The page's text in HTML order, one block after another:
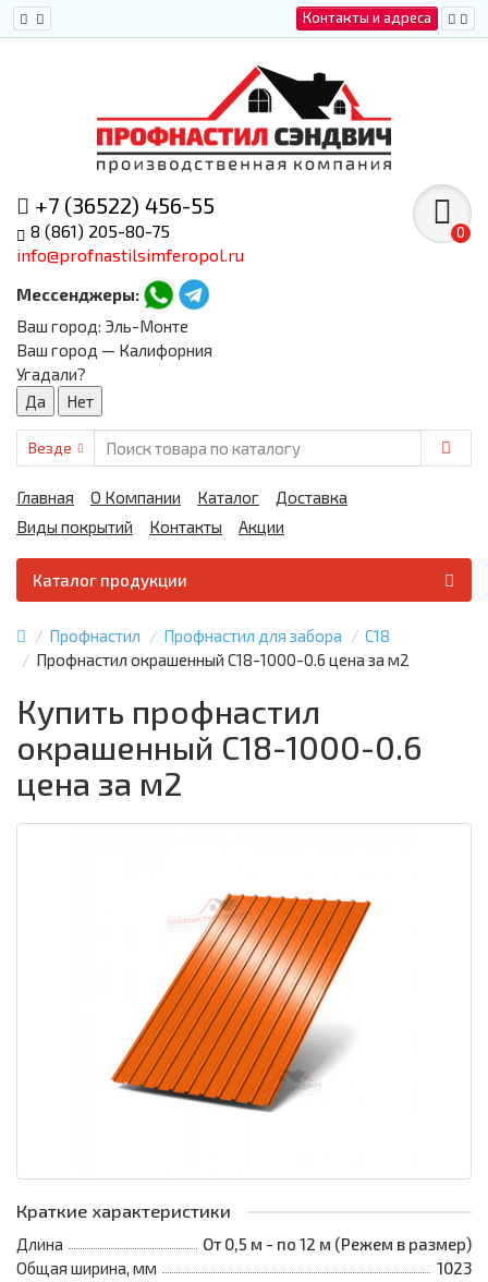
Контакты и адреса
+7 (36522) 456-55
8 (861) 205-80-75
info@profnastilsimferopol.ru
Мессенджеры:
0
Ваш город: Эль-Монте
Ваш город — Калифорния
Угадали?
Везде
Главная О Компании Каталог
Доставка
Виды покрытий
Контакты Акции
Каталог продукции
Профнастил Профнастил для забора
С18
Профнастил окрашенный С18-1000-0.6 цена за м2
Купить профнастил
окрашенный С18-1000-0.6
цена за м2
Краткие характеристики
Длина
От 0,5 м - по 12 м (Режем в размер)
Общая ширина, мм
1023